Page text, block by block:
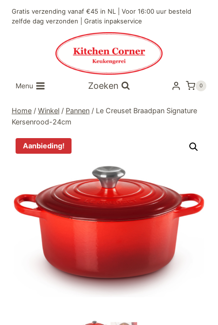
naar
Gratis verzending vanaf €45 in NL | Voor 16:00 uur besteld
zelfde dag verzonden | Gratis inpakservice
Menu Zoeken 0
Home / Winkel / Pannen / Le Creuset Braadpan Signature
Kersenrood-24cm
Aanbieding!